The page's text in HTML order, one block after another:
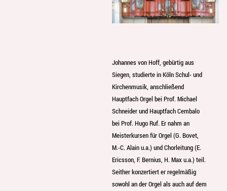
Johannes von Hoff, gebürtig aus
Siegen, studierte in Köln Schul- und
Kirchenmusik, anschließend
Hauptfach Orgel bei Prof. Michael
Schneider und Hauptfach Cembalo
bei Prof. Hugo Ruf. Er nahm an
Meisterkursen für Orgel (G. Bovet,
M.-C. Alain u.a.) und Chorleitung (E.
Ericsson, F. Bernius, H. Max u.a.) teil.
Seither konzertiert er regelmäßig
sowohl an der Orgel als auch auf dem